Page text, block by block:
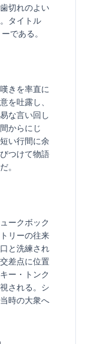
切れのよい
タイトル
である。
きを率直に
を吐露し、
な言い回し
からにじ
い行間に余
つけて物語
。
ークボック
リーの往来
と洗練され
差点に位置
ー・トンク
される。シ
時の大衆へ